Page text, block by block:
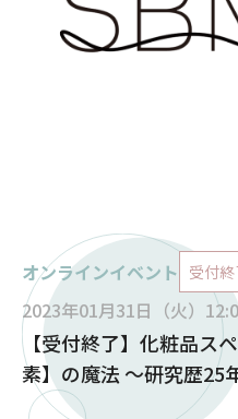
オンラインイベント 受付終
2023年01月31日（火）
【受付終了】化粧品ス
素】の魔法 ～研究歴25
研究スペシャリストが